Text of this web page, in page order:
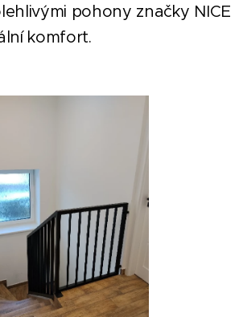
pohony značky NICE
komfort.